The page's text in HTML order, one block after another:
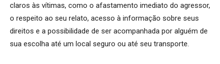
claros às vítimas, como o afastamento imediato do agressor,
o respeito ao seu relato, acesso à informação sobre seus
direitos e a possibilidade de ser acompanhada por alguém de
sua escolha até um local seguro ou até seu transporte.